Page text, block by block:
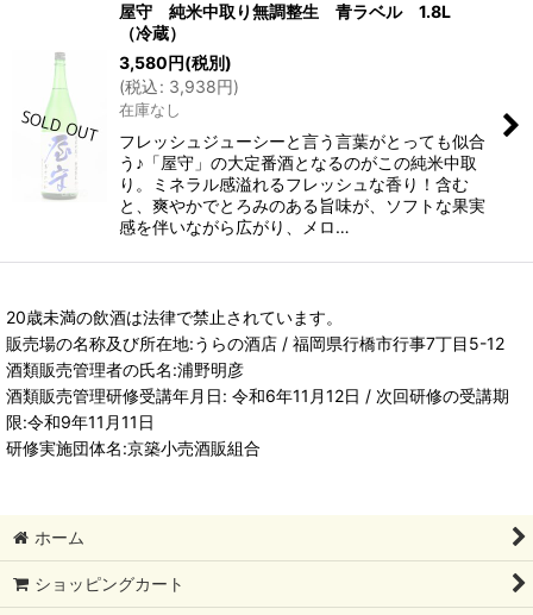
屋守 純米中取り無調整生 青ラベル 1.8L
（冷蔵）
3,580 円(税別)
(税込: 3,938円)
在庫なし
フレッシュジューシーと言う言葉がとっても似合
う♪「屋守」の大定番酒となるのがこの純米中取
り。ミネラル感溢れるフレッシュな香り！含む
と、爽やかでとろみのある旨味が、ソフトな果実
感を伴いながら広がり、メロ…
20歳未満の飲酒は法律で禁止されています。
販売場の名称及び所在地:うらの酒店 / 福岡県行橋市行事7丁目5-12
酒類販売管理者の氏名:浦野明彦
酒類販売管理研修受講年月日: 令和6年11月12日 / 次回研修の受講期
限:令和9年11月11日
研修実施団体名:京築小売酒販組合
ホーム
ショッピングカート